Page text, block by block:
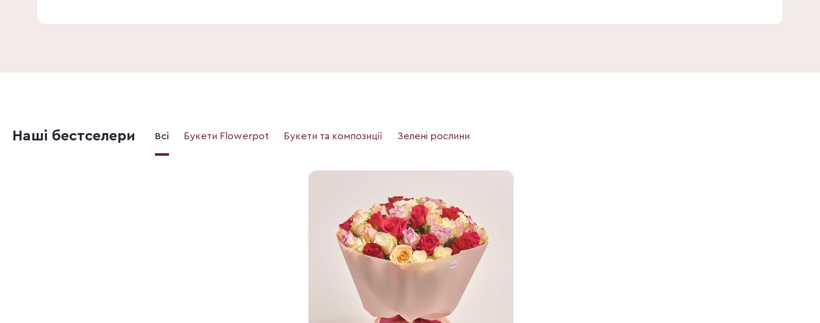
Наші бестселери Всі Букети Flowerpot Букети та композиції Зелені рослини